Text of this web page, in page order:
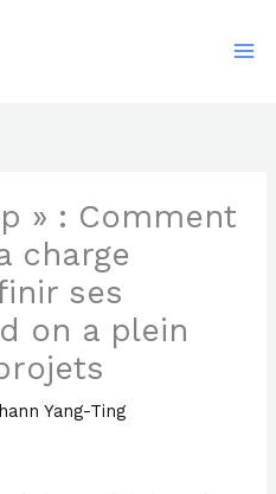
» : Comment
charge
ses
on a plein
Yang-Ting